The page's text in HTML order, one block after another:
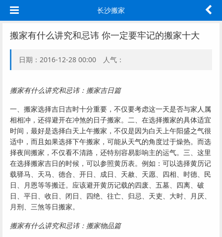
长沙搬家
搬家有什么讲究和忌讳 你一定要牢记的搬家十大
日期：2016-12-28 00:00 人气：
搬家有什么讲究和忌讳：搬家吉日篇
一、搬家选择吉日吉时十分重要，不仅要考虑这一天是否与家人属
相相冲，还得避开在冲煞的日子搬家。二、在选择搬家的具体适宜
时间，最好是选择白天上午搬家，不仅是因为白天上午阳盛之气很
适中，而且如果选择下午搬家，可能从天气的角度过于燥热。而选
择夜间搬家，不仅看不清路，还特别容易影响主的运气。三、这里
在选择搬家吉日的时候，可以参照黄历表。例如：可以选择黄历记
载驿马、天马、德合、开日、成日、天赦、天愿、四相、时德、民
日、月恩等等搬迁。应该避开黄历记载的四废、五墓、四离、破
日、平日、收日、闭日、四绝、往亡、归忌、天吏、大时、月厌、
月刑、三煞等日搬家。
搬家有什么讲究和忌讳：搬家物品篇